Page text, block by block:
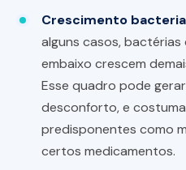
Crescimento
alguns casos, bactérias
embaixo crescem
Esse quadro pode
desconforto, e
predisponentes como
certos medicamentos.